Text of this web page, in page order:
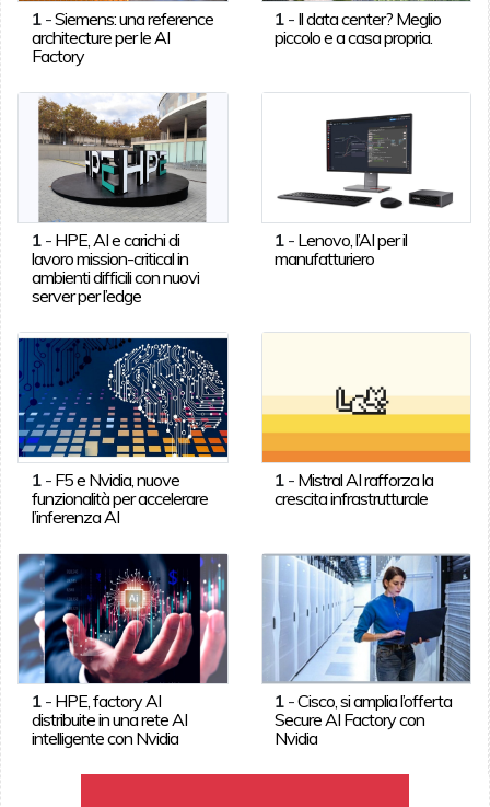
1-Siemens: una reference
architecture per le AI
Factory
1 - Il data center? Meglio
piccolo e a casa propria.
1- HPE, AI e carichi di
lavoro mission-critical in
ambienti difficili con nuovi
server per l’edge
1 - Lenovo, l’AI per il
manufatturiero
1- F5 e Nvidia, nuove
funzionalità per accelerare
l’inferenza AI
1 - Mistral AI rafforza la
crescita infrastrutturale
1- HPE, factory AI
distribuite in una rete AI
intelligente con Nvidia
1 -Cisco, si amplia l’offerta
Secure AI Factory con
Nvidia